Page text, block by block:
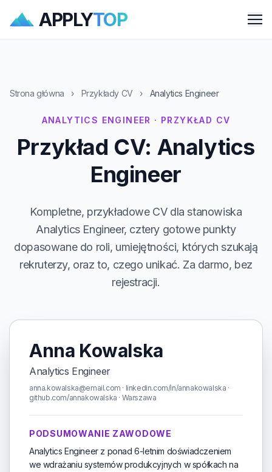
APPLYTOP
Strona główna › Przykłady CV › Analytics Engineer
ANALYTICS ENGINEER · PRZYKŁAD CV
Przykład CV: Analytics
Engineer
Kompletne, przykładowe CV dla stanowiska
Analytics Engineer, cztery gotowe punkty
dopasowane do roli, umiejętności, których szukają
rekruterzy, oraz to, czego unikać. Za darmo, bez
rejestracji.
Anna Kowalska
Analytics Engineer
anna.kowalska@email.com · linkedin.com/in/annakowalska ·
github.com/annakowalska · Warszawa
PODSUMOWANIE ZAWODOWE
Analytics Engineer z ponad 6-letnim doświadczeniem
we wdrażaniu systemów produkcyjnych w spółkach na